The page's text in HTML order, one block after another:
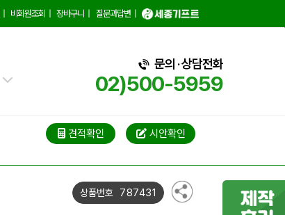
비회원조회 장바구니 질문과답변
문의 · 상담전화
02)500-5959
견적확인 시안확인
상품번호 787431